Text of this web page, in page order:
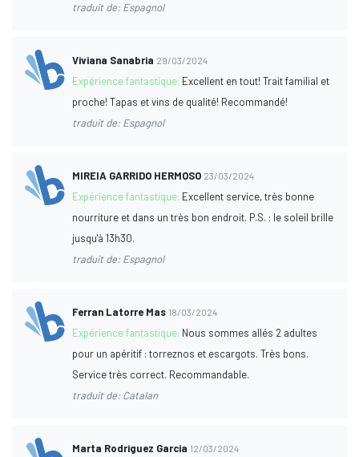
traduit de: Espagnol
Viviana Sanabria 29/03/2024
Expérience fantastique: Excellent en tout! Trait familial et
proche! Tapas et vins de qualité! Recommandé!
traduit de: Espagnol
MIREIA GARRIDO HERMOSO 23/03/2024
Expérience fantastique: Excellent service, très bonne
nourriture et dans un très bon endroit. P.S. : le soleil brille
jusqu'à 13h30.
traduit de: Espagnol
Ferran Latorre Mas 18/03/2024
Expérience fantastique: Nous sommes allés 2 adultes
pour un apéritif : torreznos et escargots. Très bons.
Service très correct. Recommandable.
traduit de: Catalan
Marta Rodriguez Garcia 12/03/2024